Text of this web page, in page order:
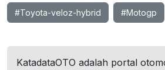
#Toyota-veloz-hybrid #Motogp
KatadataOTO adalah portal